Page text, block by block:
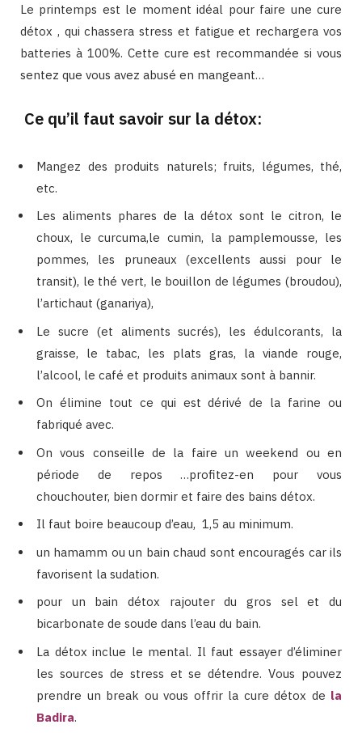
Le printemps est le moment idéal pour faire une cure
détox , qui chassera stress et fatigue et rechargera vos
batteries à 100%. Cette cure est recommandée si vous
sentez que vous avez abusé en mangeant…
Ce qu’il faut savoir sur la détox:
Mangez des produits naturels; fruits, légumes, thé,
etc.
Les aliments phares de la détox sont le citron, le
choux, le curcuma,le cumin, la pamplemousse, les
pommes, les pruneaux (excellents aussi pour le
transit), le thé vert, le bouillon de légumes (broudou),
l’artichaut (ganariya),
Le sucre (et aliments sucrés), les édulcorants, la
graisse, le tabac, les plats gras, la viande rouge,
l’alcool, le café et produits animaux sont à bannir.
On élimine tout ce qui est dérivé de la farine ou
fabriqué avec.
On vous conseille de la faire un weekend ou en
période de repos …profitez-en pour vous
chouchouter, bien dormir et faire des bains détox.
Il faut boire beaucoup d’eau, 1,5 au minimum.
un hamamm ou un bain chaud sont encouragés car ils
favorisent la sudation.
pour un bain détox rajouter du gros sel et du
bicarbonate de soude dans l’eau du bain.
La détox inclue le mental. Il faut essayer d’éliminer
les sources de stress et se détendre. Vous pouvez
prendre un break ou vous offrir la cure détox de la
Badira.